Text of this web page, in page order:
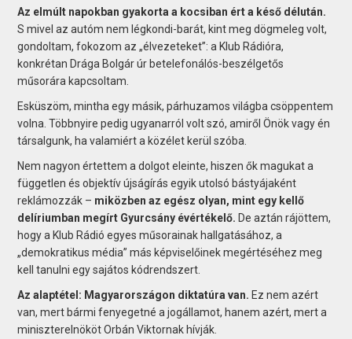
Az elmúlt napokban gyakorta a kocsiban ért a késő délután.
S mivel az autóm nem légkondi-barát, kint meg dögmeleg volt,
gondoltam, fokozom az „élvezeteket”: a Klub Rádióra,
konkrétan Drága Bolgár úr betelefonálós-beszélgetős
műsorára kapcsoltam.
Esküszöm, mintha egy másik, párhuzamos világba csöppentem
volna. Többnyire pedig ugyanarról volt szó, amiről Önök vagy én
társalgunk, ha valamiért a közélet kerül szóba.
Nem nagyon értettem a dolgot eleinte, hiszen ők magukat a
független és objektív újságírás egyik utolsó bástyájaként
reklámozzák – miközben az egész olyan, mint egy kellő
delíriumban megírt Gyurcsány évértékelő. De aztán rájöttem,
hogy a Klub Rádió egyes műsorainak hallgatásához, a
„demokratikus média” más képviselőinek megértéséhez meg
kell tanulni egy sajátos kódrendszert.
Az alaptétel: Magyarországon diktatúra van. Ez nem azért
van, mert bármi fenyegetné a jogállamot, hanem azért, mert a
miniszterelnököt Orbán Viktornak hívják.